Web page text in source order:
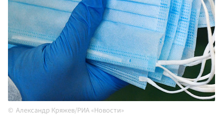
Александр Кряжев/РИА «Новости»